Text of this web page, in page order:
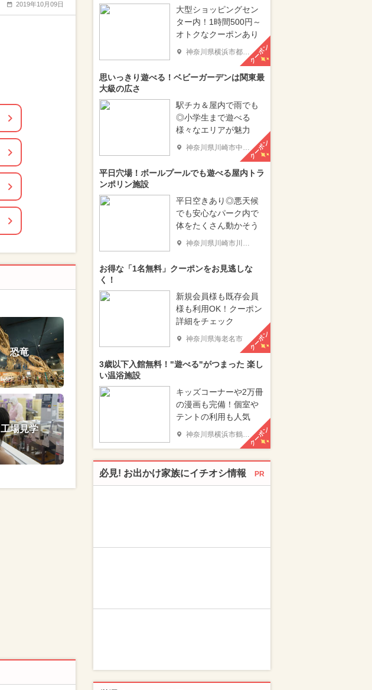
2019年10月09日
恐竜
工場見学
大型ショッピングセン
ター内！1時間500円～
オトクなクーポンあり
神奈川県横浜市都筑区 クーポン
思いっきり遊べる！ベビーガーデンは関東最
大級の広さ
駅チカ＆屋内で雨でも
◎小学生まで遊べる
様々なエリアが魅力
神奈川県川崎市中原区 クーポン
平日穴場！ボールプールでも遊べる屋内トラ
ンポリン施設
平日空きあり◎悪天候
でも安心なパーク内で
体をたくさん動かそう
神奈川県川崎市川崎区
お得な「1名無料」クーポンをお見逃しな
く！
新規会員様も既存会員
様も利用OK！クーポン
詳細をチェック
神奈川県海老名市 クーポン
3歳以下入館無料！"遊べる"がつまった 楽し
い温浴施設
キッズコーナーや2万冊
の漫画も完備！個室や
テントの利用も人気
神奈川県横浜市鶴見区 クーポン
必見! お出かけ家族にイチオシ情報 PR